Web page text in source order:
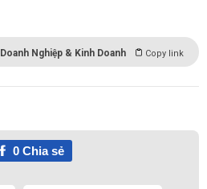
Doanh Nghiệp & Kinh Doanh Copy link
0Chia sẻ